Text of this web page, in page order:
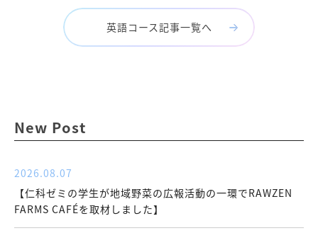
英語コース記事一覧へ
New Post
2026.08.07
【仁科ゼミの学生が地域野菜の広報活動の一環でRAWZEN
FARMS CAFÉを取材しました】